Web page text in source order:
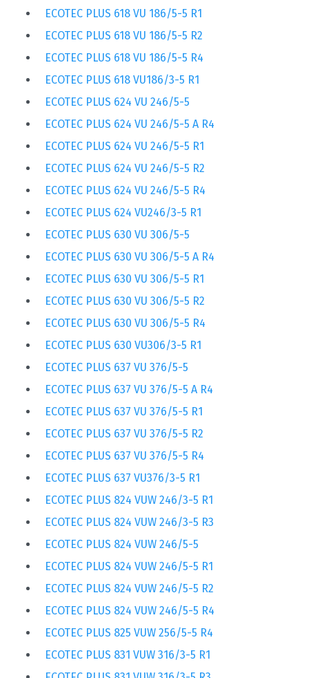
ECOTEC PLUS 618 VU 186/5-5 R1
ECOTEC PLUS 618 VU 186/5-5 R2
ECOTEC PLUS 618 VU 186/5-5 R4
ECOTEC PLUS 618 VU186/3-5 R1
ECOTEC PLUS 624 VU 246/5-5
ECOTEC PLUS 624 VU 246/5-5 A R4
ECOTEC PLUS 624 VU 246/5-5 R1
ECOTEC PLUS 624 VU 246/5-5 R2
ECOTEC PLUS 624 VU 246/5-5 R4
ECOTEC PLUS 624 VU246/3-5 R1
ECOTEC PLUS 630 VU 306/5-5
ECOTEC PLUS 630 VU 306/5-5 A R4
ECOTEC PLUS 630 VU 306/5-5 R1
ECOTEC PLUS 630 VU 306/5-5 R2
ECOTEC PLUS 630 VU 306/5-5 R4
ECOTEC PLUS 630 VU306/3-5 R1
ECOTEC PLUS 637 VU 376/5-5
ECOTEC PLUS 637 VU 376/5-5 A R4
ECOTEC PLUS 637 VU 376/5-5 R1
ECOTEC PLUS 637 VU 376/5-5 R2
ECOTEC PLUS 637 VU 376/5-5 R4
ECOTEC PLUS 637 VU376/3-5 R1
ECOTEC PLUS 824 VUW 246/3-5 R1
ECOTEC PLUS 824 VUW 246/3-5 R3
ECOTEC PLUS 824 VUW 246/5-5
ECOTEC PLUS 824 VUW 246/5-5 R1
ECOTEC PLUS 824 VUW 246/5-5 R2
ECOTEC PLUS 824 VUW 246/5-5 R4
ECOTEC PLUS 825 VUW 256/5-5 R4
ECOTEC PLUS 831 VUW 316/3-5 R1